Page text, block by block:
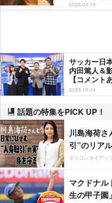
2026-04-10
サッカー日
内田篤人＆
【コメント
2025-10-14
話題の特集をPICK UP！
川島海荷
引”のリアル
オリコンタイアッ
マクドナル
生の甲子園」